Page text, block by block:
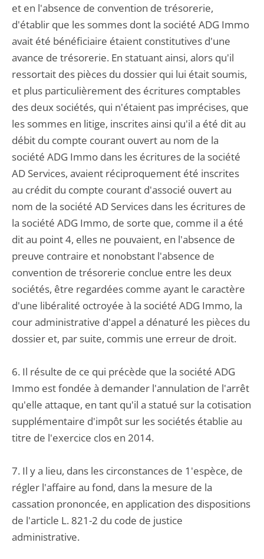
et en l'absence de convention de trésorerie,
d'établir que les sommes dont la société ADG Immo
avait été bénéficiaire étaient constitutives d'une
avance de trésorerie. En statuant ainsi, alors qu'il
ressortait des pièces du dossier qui lui était soumis,
et plus particulièrement des écritures comptables
des deux sociétés, qui n'étaient pas imprécises, que
les sommes en litige, inscrites ainsi qu'il a été dit au
débit du compte courant ouvert au nom de la
société ADG Immo dans les écritures de la société
AD Services, avaient réciproquement été inscrites
au crédit du compte courant d'associé ouvert au
nom de la société AD Services dans les écritures de
la société ADG Immo, de sorte que, comme il a été
dit au point 4, elles ne pouvaient, en l'absence de
preuve contraire et nonobstant l'absence de
convention de trésorerie conclue entre les deux
sociétés, être regardées comme ayant le caractère
d'une libéralité octroyée à la société ADG Immo, la
cour administrative d'appel a dénaturé les pièces du
dossier et, par suite, commis une erreur de droit.
6. Il résulte de ce qui précède que la société ADG
Immo est fondée à demander l'annulation de l'arrêt
qu'elle attaque, en tant qu'il a statué sur la cotisation
supplémentaire d'impôt sur les sociétés établie au
titre de l'exercice clos en 2014.
7. Il y a lieu, dans les circonstances de 1'espèce, de
régler l'affaire au fond, dans la mesure de la
cassation prononcée, en application des dispositions
de l'article L. 821-2 du code de justice
administrative.